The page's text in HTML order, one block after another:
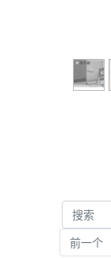
前一个